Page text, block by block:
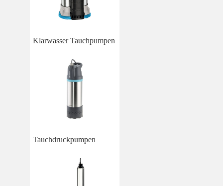
Klarwasser Tauchpumpen
Tauchdruckpumpen